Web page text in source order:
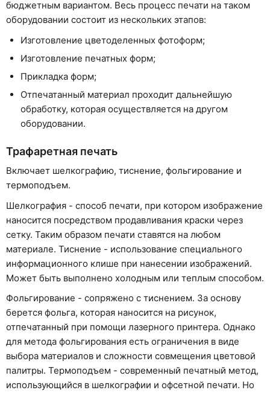
бюджетным вариантом. Весь процесс печати на таком
оборудовании состоит из нескольких этапов:
Изготовление цветоделенных фотоформ;
Изготовление печатных форм;
Прикладка форм;
Отпечатанный материал проходит дальнейшую
обработку, которая осуществляется на другом
оборудовании.
Трафаретная печать
Включает шелкографию, тиснение, фольгирование и
термоподъем.
Шелкография - способ печати, при котором изображение
наносится посредством продавливания краски через
сетку. Таким образом печати ставятся на любом
материале. Тиснение - использование специального
информационного клише при нанесении изображений.
Может быть выполнено холодным или теплым способом.
Фольгирование - сопряжено с тиснением. За основу
берется фольга, которая наносится на рисунок,
отпечатанный при помощи лазерного принтера. Однако
для метода фольгирования есть ограничения в виде
выбора материалов и сложности совмещения цветовой
палитры. Термоподъем - современный печатный метод,
использующийся в шелкографии и офсетной печати. Но